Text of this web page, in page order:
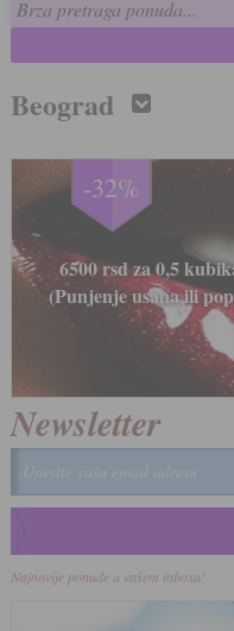
Beograd
LIPOLIZA
uklanjanje i topljenje
-33%
Newsletter
Najnovije ponude u vašem inboxu!